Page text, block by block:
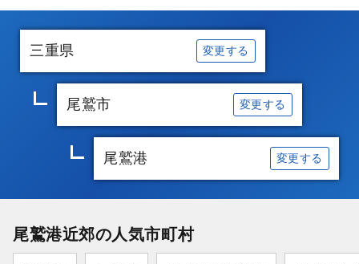
三重県 変更する
尾鷲市 変更する
尾鷲港 変更する
尾鷲港近郊の人気市町村